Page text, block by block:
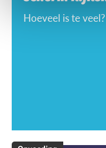
Hoeveel is te